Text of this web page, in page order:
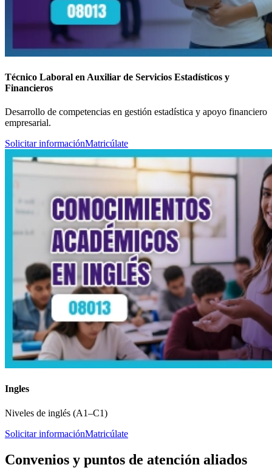
Técnico Laboral en Auxiliar de Servicios Estadísticos y
Financieros
Desarrollo de competencias en gestión estadística y apoyo financiero
empresarial.
Solicitar informaciónMatricúlate
Ingles
Niveles de inglés (A1–C1)
Solicitar informaciónMatricúlate
Convenios y puntos de atención aliados